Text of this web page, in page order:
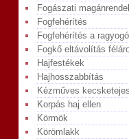
Fogászati
Fogfehérítés
Fogfehérítés a
Fogkő eltávolítás
Hajfestékek
Hajhosszabbítás
Kézműves
Korpás haj ellen
Körmök
Körömlakk